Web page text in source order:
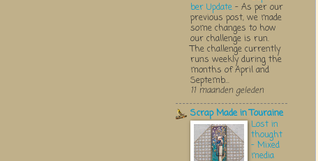
ber Update - As per our
previous post, we made
some changes to how
our challenge is run.
The challenge currently
runs weekly during the
months of April and
Septemb...
11 maanden geleden
Scrap Made in Touraine
Lost in
thought
- Mixed
media